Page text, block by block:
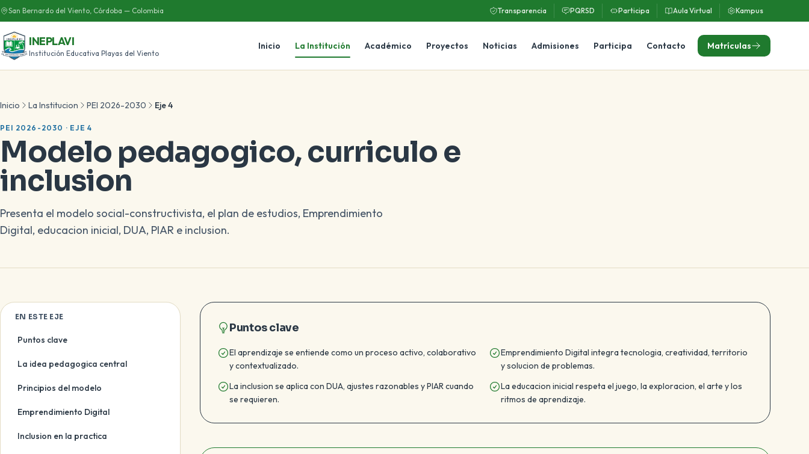
San Bernardo del Viento, Córdoba — Colombia Transparencia PQRSD Participa Aula Virtual Kampus
INEPLAVI
Institución Educativa Playas del Viento
Inicio La Institución Académico Proyectos Noticias Admisiones Participa Contacto Matrículas
Inicio La Institucion PEI 2026-2030 Eje 4
PEI 2026-2030 · EJE 4
Modelo pedagogico, curriculo e
inclusion
Presenta el modelo social-constructivista, el plan de estudios, Emprendimiento
Digital, educacion inicial, DUA, PIAR e inclusion.
EN ESTE EJE
Puntos clave
La idea pedagogica central
Principios del modelo
Emprendimiento Digital
Inclusion en la practica
Puntos clave
El aprendizaje se entiende como un proceso activo, colaborativo
y contextualizado.
Emprendimiento Digital integra tecnologia, creatividad, territorio
y solucion de problemas.
La inclusion se aplica con DUA, ajustes razonables y PIAR cuando
se requieren.
La educacion inicial respeta el juego, la exploracion, el arte y los
ritmos de aprendizaje.